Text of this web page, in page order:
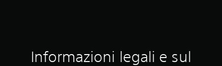
e
Informazioni legali e sul